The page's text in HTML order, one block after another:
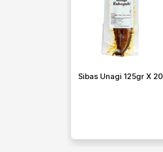
Sibas Unagi 125gr X 20